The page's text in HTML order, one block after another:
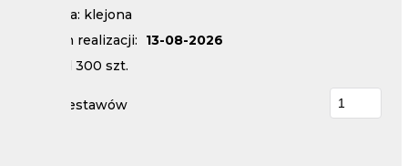
Oprawa: klejona
Termin realizacji:
13-08-2026
Nakład 300 szt.
Ilość zestawów